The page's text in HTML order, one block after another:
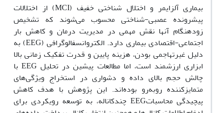
بیماری آلزایمر و اختلال شناختی خفیف (MCI) از اختلالات
پیشرونده عصبی-شناختی محسوب می‌شوند‌ که تشخیص
زودهنگام آنها نقش مهمی در مدیریت درمان و کاهش بار
اجتماعی-اقتصادی بیماری دارد. الکتروانسفالوگرافی (EEG) به
دلیل غیرتهاجمی بودن، هزینه پایین و قدرت تفکیک زمانی بالا
ابزاری ارزشمند است، اما مطالعات پیشین در تحلیل EEG با
چالش حجم بالای داده و دشواری در استخراج ویژگی‌های
متمایزکننده روبه‌رو بوده‌اند. این پژوهش با هدف کاهش
پیچیدگی محاسباتEEG چندکاناله، به توسعه رویکردی برای